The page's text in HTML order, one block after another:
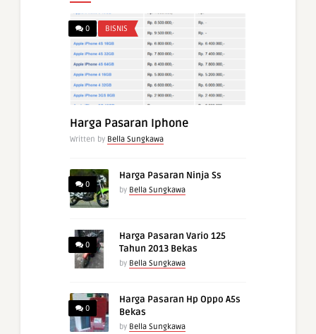
0 BISNIS
Harga Pasaran Iphone
Written by Bella Sungkawa
0
Harga Pasaran Ninja Ss
by Bella Sungkawa
0
Harga Pasaran Vario 125
Tahun 2013 Bekas
by Bella Sungkawa
0
Harga Pasaran Hp Oppo A5s
Bekas
by Bella Sungkawa